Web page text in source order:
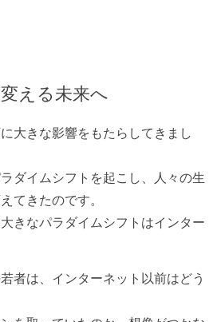
える未来へ
大きな影響をもたらしてきまし
ダイムシフトを起こし、人々の生
てきたのです。
きなパラダイムシフトはインター
者は、インターネット以前はどう